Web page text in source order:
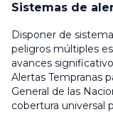
Sistemas de
Disponer de
peligros múltiples
avances
Alertas Tempranas
General de las
cobertura universal